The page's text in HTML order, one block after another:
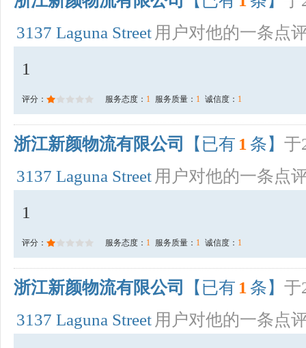
3137 Laguna Street 用户对他的一条点
1
评分： 服务态度： 1 服务质量： 1 诚信度： 1
浙江新颜物流有限公司 【已有 1 条】 于
3137 Laguna Street 用户对他的一条点
1
评分： 服务态度： 1 服务质量： 1 诚信度： 1
浙江新颜物流有限公司 【已有 1 条】 于
3137 Laguna Street 用户对他的一条点